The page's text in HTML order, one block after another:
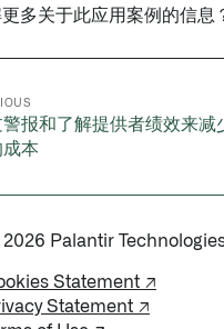
多关于此应用案例的信息
警报和了解提供者绩效来减
本
Palantir
Statement ↗
Statement ↗